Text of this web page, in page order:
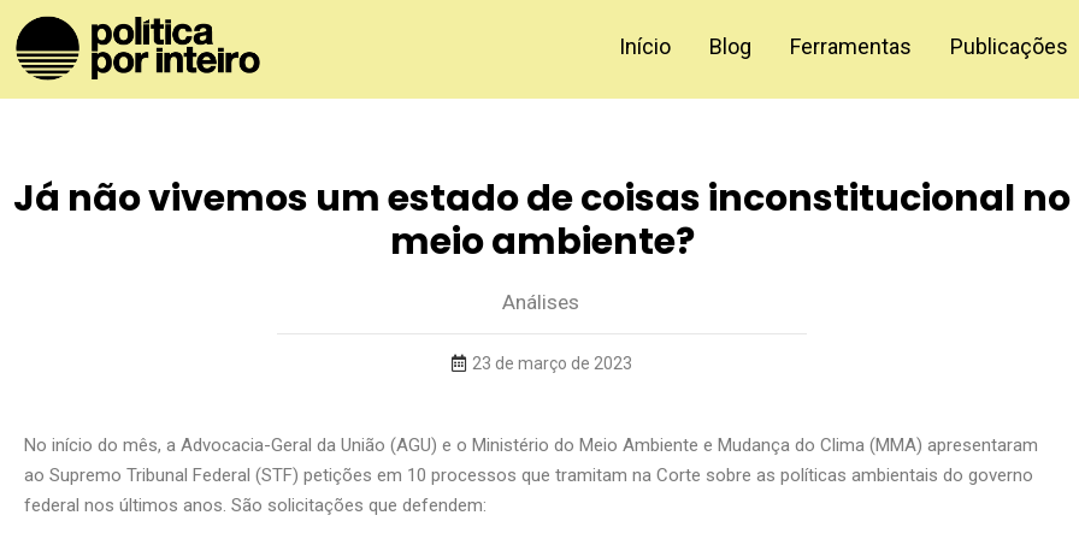
Início Blog Ferramentas Publicações
Já não vivemos um estado de coisas inconstitucional no
meio ambiente?
Análises
23 de março de 2023
No início do mês, a Advocacia-Geral da União (AGU) e o Ministério do Meio Ambiente e Mudança do Clima (MMA) apresentaram
ao Supremo Tribunal Federal (STF) petições em 10 processos que tramitam na Corte sobre as políticas ambientais do governo
federal nos últimos anos. São solicitações que defendem: